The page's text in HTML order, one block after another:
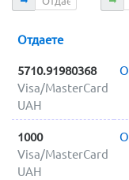
Отдаете
5710.91980368
Visa/MasterCard
UAH
1000
Visa/MasterCard
UAH